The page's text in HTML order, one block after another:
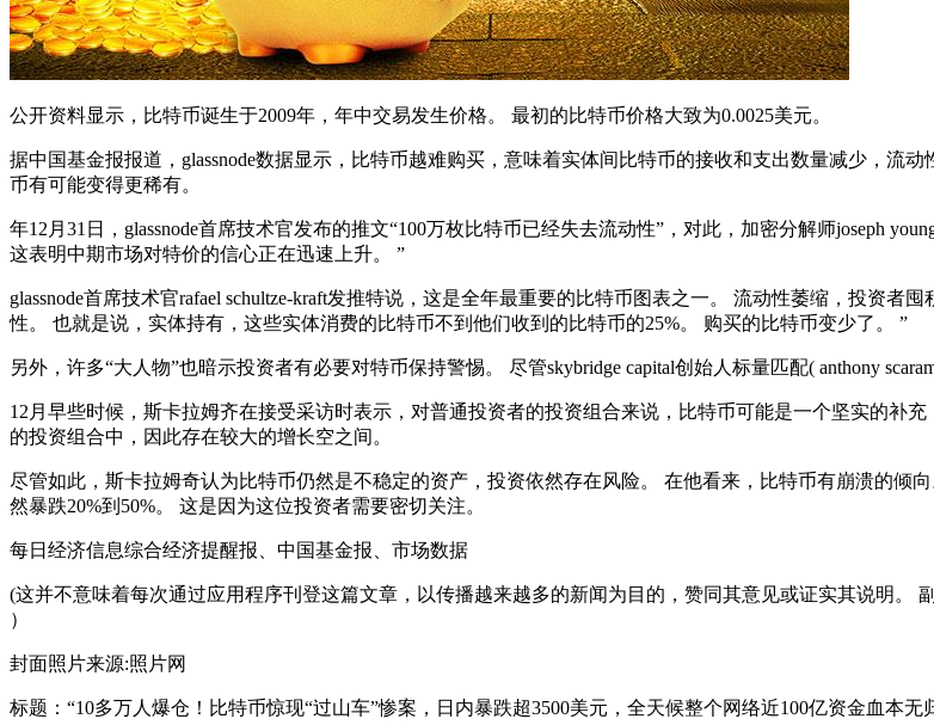
公开资料显示，比特币诞生于2009年，年中交易发生价格。 最初的比特币价格大致为0.0025美元。
据中国基金报报道，glassnode数据显示，比特币越难购买，意味着实体间比特币的接收和支出数量减少，流
币有可能变得更稀有。
年12月31日，glassnode首席技术官发布的推文“100万枚比特币已经失去流动性”，对此，加密分解师joseph
这表明中期市场对特价的信心正在迅速上升。 ”
glassnode首席技术官rafael schultze-kraft发推特说，这是全年最重要的比特币图表之一。 流动性萎缩，投资
性。 也就是说，实体持有，这些实体消费的比特币不到他们收到的比特币的25%。 购买的比特币变少了。 ”
另外，许多“大人物”也暗示投资者有必要对特币保持警惕。 尽管skybridge capital创始人标量匹配( anthony
12月早些时候，斯卡拉姆齐在接受采访时表示，对普通投资者的投资组合来说，比特币可能是一个坚实的补
的投资组合中，因此存在较大的增长空之间。
尽管如此，斯卡拉姆奇认为比特币仍然是不稳定的资产，投资依然存在风险。 在他看来，比特币有崩溃的倾
然暴跌20%到50%。 这是因为这位投资者需要密切关注。
每日经济信息综合经济提醒报、中国基金报、市场数据
(这并不意味着每次通过应用程序刊登这篇文章，以传播越来越多的新闻为目的，赞同其意见或证实其说明。
）
封面照片来源:照片网
标题：“10多万人爆仓！比特币惊现“过山车”惨案，日内暴跌超3500美元，全天候整个网络近100亿资金血本无